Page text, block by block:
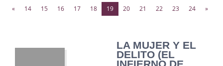
Autoayuda. Conocimiento personal
« 14 15 16 17 18 19(current)
20 21 22 23 24 »
LA MUJER Y EL
DELITO (EL